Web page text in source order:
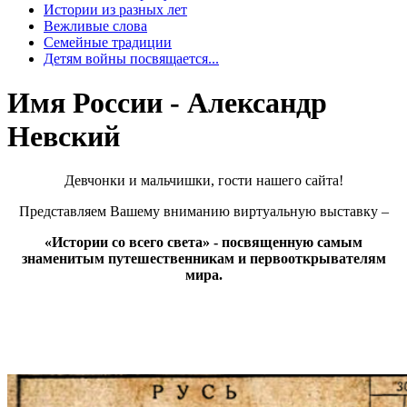
Истории из разных лет
Вежливые слова
Семейные традиции
Детям войны посвящается...
Имя России - Александр
Невский
Девчонки и мальчишки, гости нашего сайта!
Представляем Вашему вниманию виртуальную выставку –
«Истории со всего света» - посвященную самым
знаменитым путешественникам и первооткрывателям
мира.